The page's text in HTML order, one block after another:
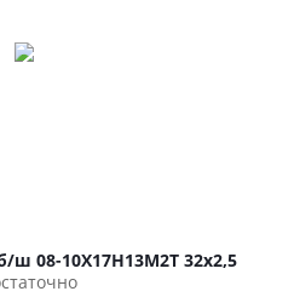
ш 08-10Х17Н13М2Т 32х2,5